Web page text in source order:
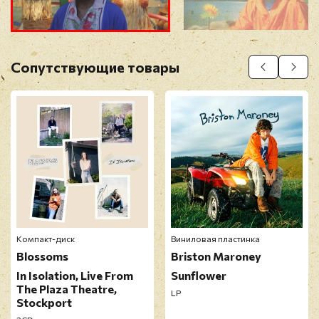
Прикрепить фото
Оставить отзыв
Перед публикацией отзывы проходят
модерацию
Сопутствующие товары
Компакт-диск
Blossoms
In Isolation, Live From
The Plaza Theatre,
Stockport
Виниловая пластинка
Briston Maroney
Sunflower
LP